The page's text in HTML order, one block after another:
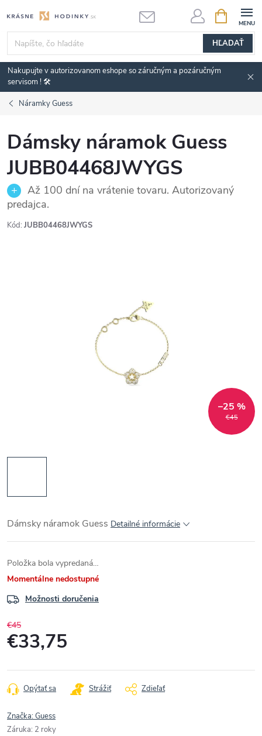
na
obsah
HĽADAŤ
KOŠÍK
Nakupujte v autorizovanom eshope so záručným a pozáručným
servisom ! 🛠️
Náramky Guess
Dámsky náramok Guess
JUBB04468JWYGS
Až 100 dní na vrátenie tovaru. Autorizovaný
predajca.
Kód: JUBB04468JWYGS
€45
–25 %
Dámsky náramok Guess Detailné informácie
Položka bola vypredaná…
Momentálne nedostupné
Možnosti doručenia
€45
€33,75
cena:
Opýtať sa Strážiť Zdieľať
Značka:Guess
Záruka: 2 roky